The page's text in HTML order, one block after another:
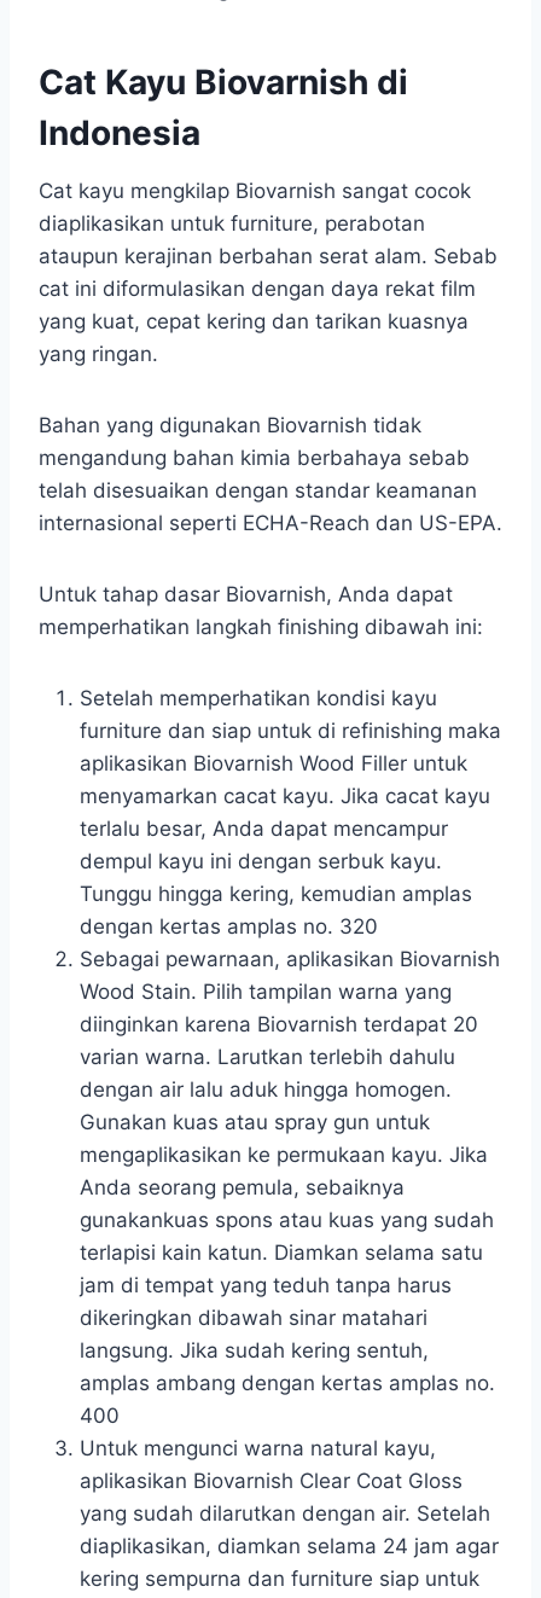
Cat Kayu Biovarnish di
Indonesia
Cat kayu mengkilap Biovarnish sangat cocok
diaplikasikan untuk furniture, perabotan
ataupun kerajinan berbahan serat alam. Sebab
cat ini diformulasikan dengan daya rekat film
yang kuat, cepat kering dan tarikan kuasnya
yang ringan.
Bahan yang digunakan Biovarnish tidak
mengandung bahan kimia berbahaya sebab
telah disesuaikan dengan standar keamanan
internasional seperti ECHA-Reach dan US-EPA.
Untuk tahap dasar Biovarnish, Anda dapat
memperhatikan langkah finishing dibawah ini:
Setelah memperhatikan kondisi kayu
furniture dan siap untuk di refinishing maka
aplikasikan Biovarnish Wood Filler untuk
menyamarkan cacat kayu. Jika cacat kayu
terlalu besar, Anda dapat mencampur
dempul kayu ini dengan serbuk kayu.
Tunggu hingga kering, kemudian amplas
dengan kertas amplas no. 320
Sebagai pewarnaan, aplikasikan Biovarnish
Wood Stain. Pilih tampilan warna yang
diinginkan karena Biovarnish terdapat 20
varian warna. Larutkan terlebih dahulu
dengan air lalu aduk hingga homogen.
Gunakan kuas atau spray gun untuk
mengaplikasikan ke permukaan kayu. Jika
Anda seorang pemula, sebaiknya
gunakankuas spons atau kuas yang sudah
terlapisi kain katun. Diamkan selama satu
jam di tempat yang teduh tanpa harus
dikeringkan dibawah sinar matahari
langsung. Jika sudah kering sentuh,
amplas ambang dengan kertas amplas no.
400
Untuk mengunci warna natural kayu,
aplikasikan Biovarnish Clear Coat Gloss
yang sudah dilarutkan dengan air. Setelah
diaplikasikan, diamkan selama 24 jam agar
kering sempurna dan furniture siap untuk